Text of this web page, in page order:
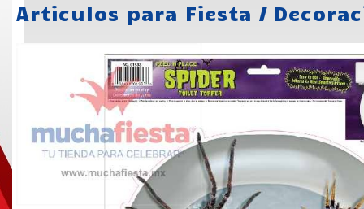
Articulos para Fiesta /